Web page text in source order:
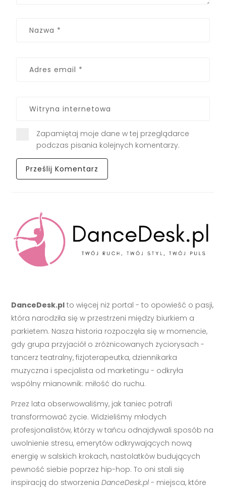
Zapamiętaj moje dane w tej przeglądarce
podczas pisania kolejnych komentarzy.
DanceDesk.pl to więcej niż portal - to opowieść o pasji,
która narodziła się w przestrzeni między biurkiem a
parkietem. Nasza historia rozpoczęła się w momencie,
gdy grupa przyjaciół o zróżnicowanych życiorysach -
tancerz teatralny, fizjoterapeutka, dziennikarka
muzyczna i specjalista od marketingu - odkryła
wspólny mianownik: miłość do ruchu.
Przez lata obserwowaliśmy, jak taniec potrafi
transformować życie. Widzieliśmy młodych
profesjonalistów, którzy w tańcu odnajdywali sposób na
uwolnienie stresu, emerytów odkrywających nową
energię w salskich krokach, nastolatków budujących
pewność siebie poprzez hip-hop. To oni stali się
inspiracją do stworzeniaDanceDesk.pl - miejsca, które